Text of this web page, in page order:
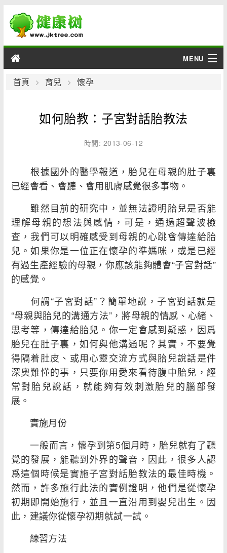
MENU
男性
綜合
首頁 育兒 懷孕
如何胎教：子宮對話胎教法
時間: 2013-06-12
根據國外的醫學報道，胎兒在母親的肚子裏
已經會看、會聽、會用肌膚感覺很多事物。
雖然目前的研究中，並無法證明胎兒是否能
理解母親的想法與感情，可是，通過超聲波檢
查，我們可以明確感受到母親的心跳會傳達給胎
兒。如果你是一位正在懷孕的準媽咪，或是已經
有過生產經驗的母親，你應該能夠體會“子宮對話”
的感覺。
何謂“子宮對話”？簡單地說，子宮對話就是
“母親與胎兒的溝通方法”，將母親的情感、心緒、
思考等，傳達給胎兒。你一定會感到疑惑，因爲
胎兒在肚子裏，如何與他溝通呢？其實，不要覺
得隔着肚皮、或用心靈交流方式與胎兒說話是件
深奧難懂的事，只要你用愛來看待腹中胎兒，經
常對胎兒說話，就能夠有效刺激胎兒的腦部發
展。
實施月份
一般而言，懷孕到第5個月時，胎兒就有了聽
覺的發展，能聽到外界的聲音，因此，很多人認
爲這個時候是實施子宮對話胎教法的最佳時機。
然而，許多施行此法的實例證明，他們是從懷孕
初期即開始施行，並且一直沿用到嬰兒出生。因
此，建議你從懷孕初期就試一試。
練習方法